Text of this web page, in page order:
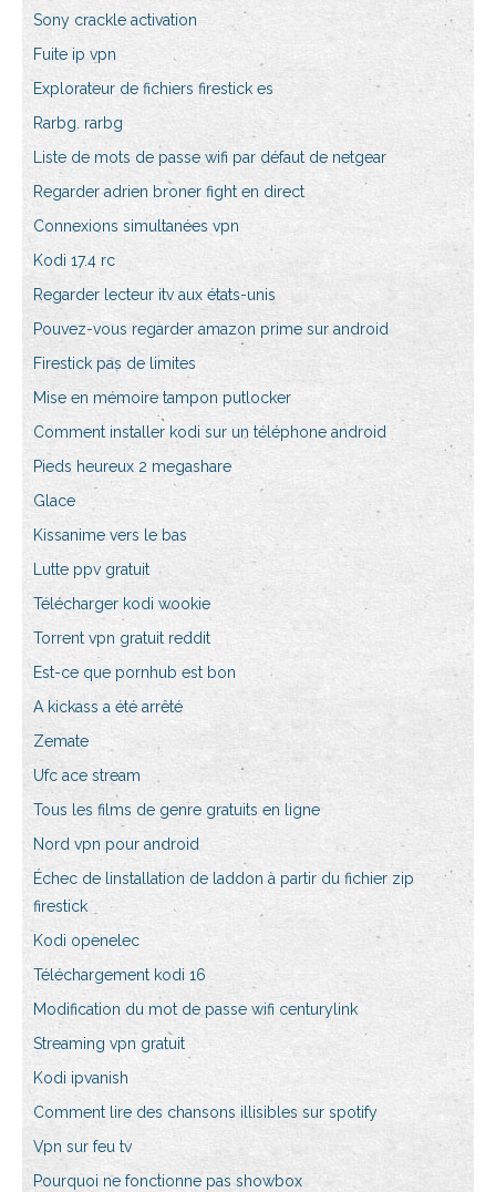
Sony crackle activation
Fuite ip vpn
Explorateur de fichiers firestick es
Rarbg. rarbg
Liste de mots de passe wifi par défaut de netgear
Regarder adrien broner fight en direct
Connexions simultanées vpn
Kodi 17.4 rc
Regarder lecteur itv aux états-unis
Pouvez-vous regarder amazon prime sur android
Firestick pas de limites
Mise en mémoire tampon putlocker
Comment installer kodi sur un téléphone android
Pieds heureux 2 megashare
Glace
Kissanime vers le bas
Lutte ppv gratuit
Télécharger kodi wookie
Torrent vpn gratuit reddit
Est-ce que pornhub est bon
A kickass a été arrêté
Zemate
Ufc ace stream
Tous les films de genre gratuits en ligne
Nord vpn pour android
Échec de linstallation de laddon à partir du fichier zip
firestick
Kodi openelec
Téléchargement kodi 16
Modification du mot de passe wifi centurylink
Streaming vpn gratuit
Kodi ipvanish
Comment lire des chansons illisibles sur spotify
Vpn sur feu tv
Pourquoi ne fonctionne pas showbox